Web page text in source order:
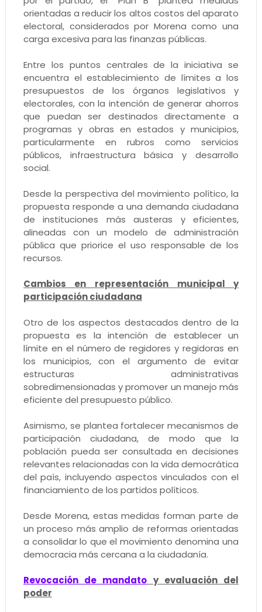
orientadas a reducir los altos costos del aparato
electoral, considerados por Morena como una
carga excesiva para las finanzas públicas.
Entre los puntos centrales de la iniciativa se
encuentra el establecimiento de límites a los
presupuestos de los órganos legislativos y
electorales, con la intención de generar ahorros
que puedan ser destinados directamente a
programas y obras en estados y municipios,
particularmente en rubros como servicios
públicos, infraestructura básica y desarrollo
social.
Desde la perspectiva del movimiento político, la
propuesta responde a una demanda ciudadana
de instituciones más austeras y eficientes,
alineadas con un modelo de administración
pública que priorice el uso responsable de los
recursos.
Cambios en representación municipal y
participación ciudadana
Otro de los aspectos destacados dentro de la
propuesta es la intención de establecer un
límite en el número de regidores y regidoras en
los municipios, con el argumento de evitar
estructuras administrativas
sobredimensionadas y promover un manejo más
eficiente del presupuesto público.
Asimismo, se plantea fortalecer mecanismos de
participación ciudadana, de modo que la
población pueda ser consultada en decisiones
relevantes relacionadas con la vida democrática
del país, incluyendo aspectos vinculados con el
financiamiento de los partidos políticos.
Desde Morena, estas medidas forman parte de
un proceso más amplio de reformas orientadas
a consolidar lo que el movimiento denomina una
democracia más cercana a la ciudadanía.
Revocación de mandato y evaluación del
poder